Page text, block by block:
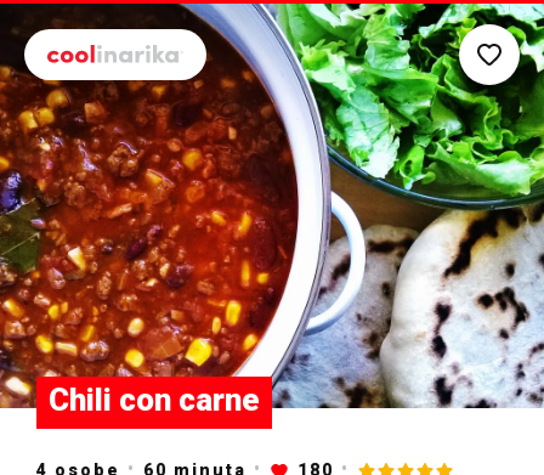
Preskoči na glavni sadržaj
Chili con carne
4 osobe 60 minuta 180